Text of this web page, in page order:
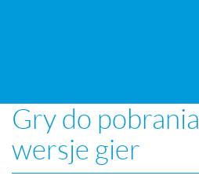
Gry do pobrania
wersje gier